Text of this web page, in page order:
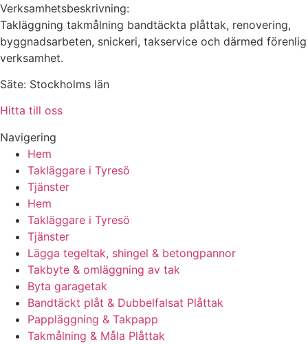
Verksamhetsbeskrivning:
Takläggning takmålning bandtäckta plåttak, renovering,
byggnadsarbeten, snickeri, takservice och därmed förenlig
verksamhet.
Säte: Stockholms län
Hitta till oss
Navigering
Hem
Takläggare i Tyresö
Tjänster
Hem
Takläggare i Tyresö
Tjänster
Lägga tegeltak, shingel & betongpannor
Takbyte & omläggning av tak
Byta garagetak
Bandtäckt plåt & Dubbelfalsat Plåttak
Pappläggning & Takpapp
Takmålning & Måla Plåttak